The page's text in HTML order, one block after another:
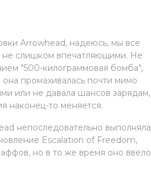
Arrowhead, надеюсь, мы все
не слишком впечатляющими. Не
"500-килограммовая бомба",
промахивалась почти мимо
или не давала шансов зарядам,
наконец-то меняется.
непоследовательно выполняла
Escalation of Freedom,
но в то же время оно ввело